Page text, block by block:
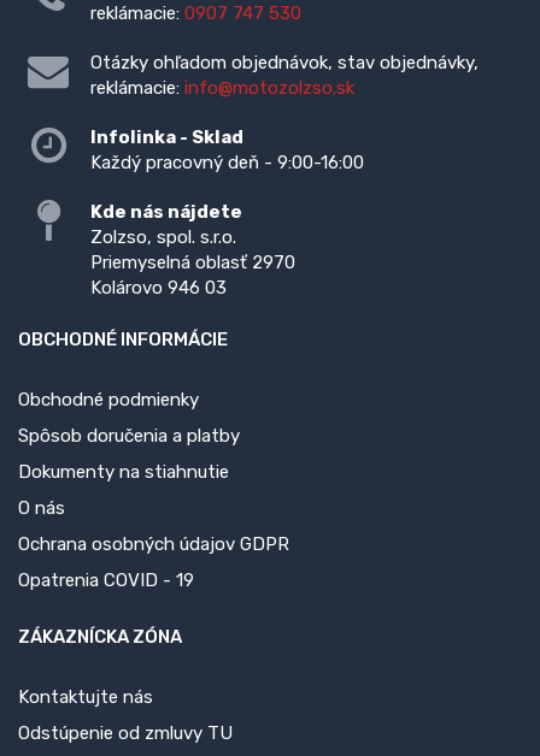
reklámacie: 0907 747 530
Otázky ohľadom objednávok, stav objednávky,
reklámacie: info@motozolzso.sk
Infolinka - Sklad
Každý pracovný deň - 9:00-16:00
Kde nás nájdete
Zolzso, spol. s.r.o.
Priemyselná oblasť 2970
Kolárovo 946 03
OBCHODNÉ INFORMÁCIE
Obchodné podmienky
Spôsob doručenia a platby
Dokumenty na stiahnutie
O nás
Ochrana osobných údajov GDPR
Opatrenia COVID - 19
ZÁKAZNÍCKA ZÓNA
Kontaktujte nás
Odstúpenie od zmluvy TU